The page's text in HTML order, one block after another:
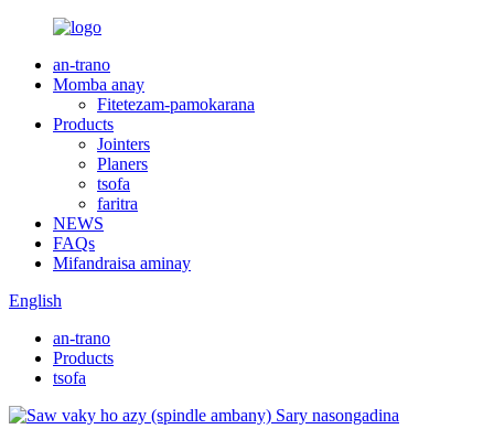
an-trano
Momba anay
Fitetezam-pamokarana
Products
Jointers
Planers
tsofa
faritra
NEWS
FAQs
Mifandraisa aminay
English
an-trano
Products
tsofa